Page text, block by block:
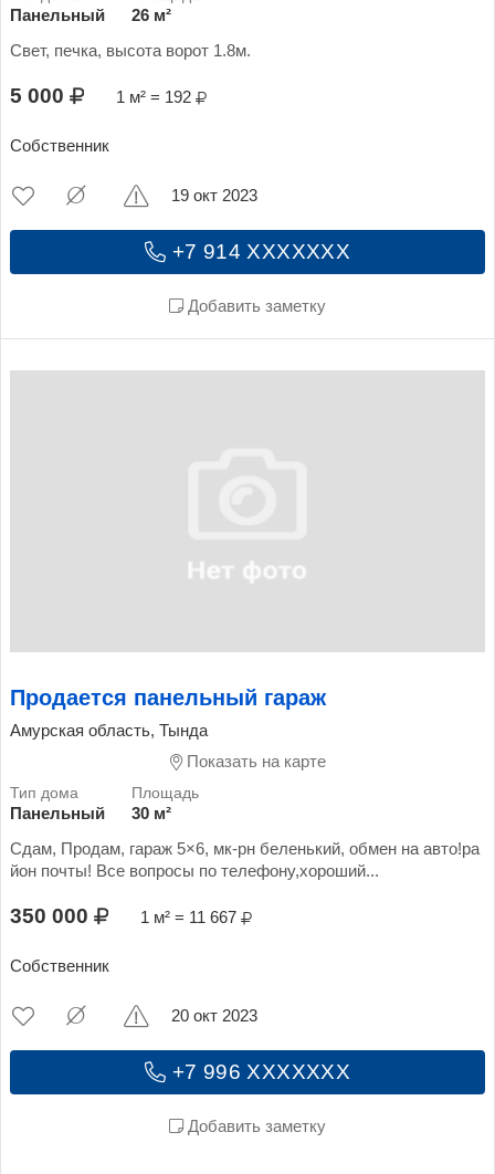
Панельный
26 м²
Свет, печка, высота ворот 1.8м.
5 000 1 м² = 192
Собственник
+7 914 XXXXXXX
Добавить заметку
19 окт 2023
Продается панельный гараж
Амурская область, Тында
Показать на карте
Панельный
30 м²
Сдам, Продам, гараж 5×6, мк-рн беленький, обмен на авто!ра
йон почты! Все вопросы по телефону,хороший...
350 000 1 м² = 11 667
Собственник
+7 996 XXXXXXX
Добавить заметку
20 окт 2023